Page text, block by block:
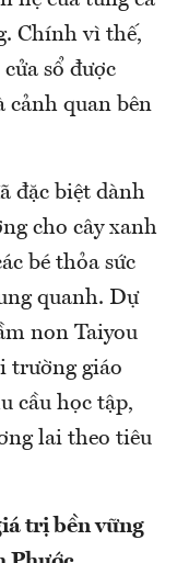
Chính vì thế,
sổ được
quan bên
đặc biệt dành
cho cây xanh
bé thỏa sức
quanh. Dự
non Taiyou
trường giáo
cầu học tập,
lai theo tiêu
trị bền vững